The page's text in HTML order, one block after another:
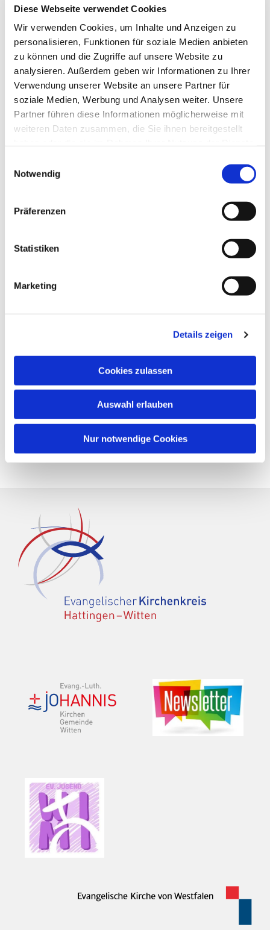
Diese Webseite verwendet Cookies
Wir verwenden Cookies, um Inhalte und Anzeigen zu
personalisieren, Funktionen für soziale Medien anbieten
zu können und die Zugriffe auf unsere Website zu
analysieren. Außerdem geben wir Informationen zu Ihrer
Verwendung unserer Website an unsere Partner für
soziale Medien, Werbung und Analysen weiter. Unsere
Partner führen diese Informationen möglicherweise mit
weiteren Daten zusammen, die Sie ihnen bereitgestellt
Notwendig
Präferenzen
Statistiken
Marketing
Details zeigen
Cookies zulassen
Auswahl erlauben
Nur notwendige Cookies
Dies könnte Sie auch